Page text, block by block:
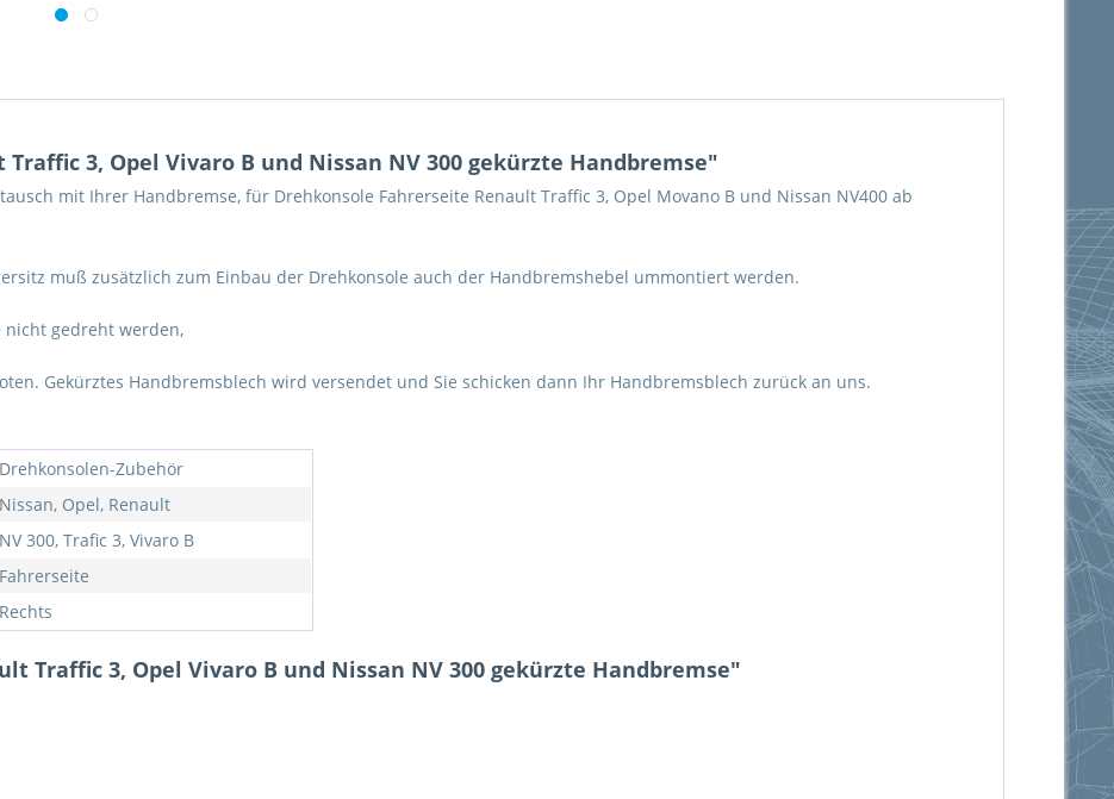
3, Opel Vivaro B und Nissan NV 300 gekürzte Handbremse"
mit Ihrer Handbremse, für Drehkonsole Fahrerseite Renault Traffic 3, Opel Movano B und Nissan NV400 ab
muß zusätzlich zum Einbau der Drehkonsole auch der Handbremshebel ummontiert werden.
nicht gedreht werden,
Gekürztes Handbremsblech wird versendet und Sie schicken dann Ihr Handbremsblech zurück an uns.
Drehkonsolen-Zubehör
Nissan, Opel, Renault
NV 300, Trafic 3, Vivaro B
Fahrerseite
Rechts
Traffic 3, Opel Vivaro B und Nissan NV 300 gekürzte Handbremse"